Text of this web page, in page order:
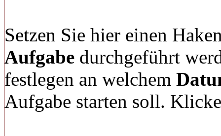
Setzen Sie hier einen
Aufgabe durchgeführt
festlegen an welchem
Aufgabe starten soll.